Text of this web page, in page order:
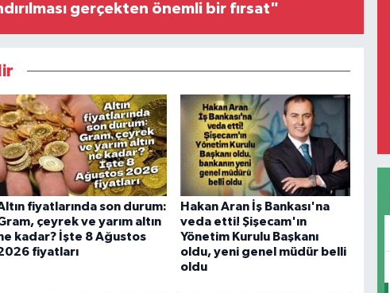
gerçekten önemli bir fırsat"
fiyatlarında son durum:
çeyrek ve yarım altın
kadar? İşte 8 Ağustos
fiyatları
Hakan Aran İş Bankası'na
veda etti! Şişecam'ın
Yönetim Kurulu Başkanı
oldu, yeni genel müdür belli
oldu